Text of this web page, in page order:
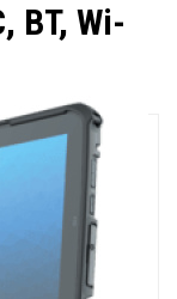
BT, Wi-